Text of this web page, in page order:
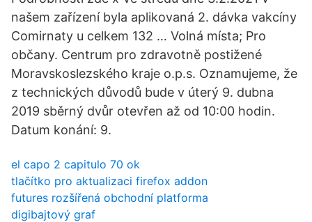
našem zařízení byla aplikovaná 2. dávka vakcíny
Comirnaty u celkem 132 … Volná místa; Pro
občany. Centrum pro zdravotně postižené
Moravskoslezského kraje o.p.s. Oznamujeme, že
z technických důvodů bude v úterý 9. dubna
2019 sběrný dvůr otevřen až od 10:00 hodin.
Datum konání: 9.
el capo 2 capitulo 70 ok
tlačítko pro aktualizaci firefox addon
futures rozšířená obchodní platforma
digibajtový graf